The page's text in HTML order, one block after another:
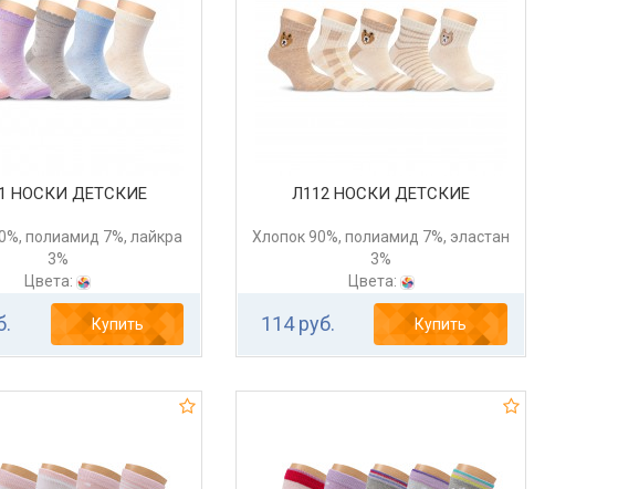
НОСКИ ДЕТСКИЕ
полиамид 7%, лайкра
3%
Цвета:
Купить
Л112 НОСКИ ДЕТСКИЕ
Хлопок 90%, полиамид 7%, эластан
3%
Цвета:
114 руб. Купить